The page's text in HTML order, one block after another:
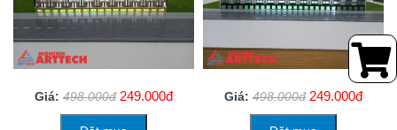
Giá: 498.000đ 249.000đ Giá: 498.000đ 249.000đ